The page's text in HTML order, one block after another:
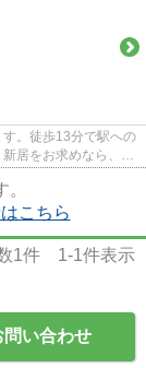
。徒歩13分で駅への
居をお求めなら、大
こちら
1件 1-1件表示
問い合わせ